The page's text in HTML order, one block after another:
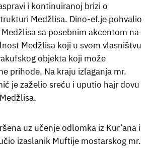
i kontinuiranoj brizi o
Medžlisa. Dino-ef.je pohvalio
sa posebnim akcentom na
Medžlisa koji u svom vlasništvu
objekta koji može
prihode. Na kraju izlaganja mr.
je zaželio sreću i uputio hajr dovu
uz učenje odlomka iz Kur’ana i
izaslanik Muftije mostarskog mr.